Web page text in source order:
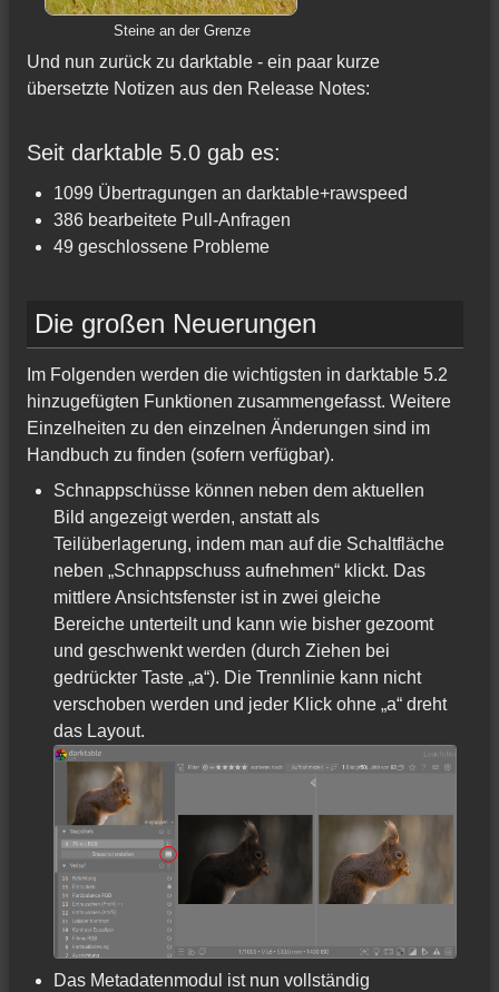
Steine an der Grenze
Und nun zurück zu darktable - ein paar kurze
übersetzte Notizen aus den Release Notes:
Seit darktable 5.0 gab es:
1099 Übertragungen an darktable+rawspeed
386 bearbeitete Pull-Anfragen
49 geschlossene Probleme
Die großen Neuerungen
Im Folgenden werden die wichtigsten in darktable 5.2
hinzugefügten Funktionen zusammengefasst. Weitere
Einzelheiten zu den einzelnen Änderungen sind im
Handbuch zu finden (sofern verfügbar).
Schnappschüsse können neben dem aktuellen
Bild angezeigt werden, anstatt als
Teilüberlagerung, indem man auf die Schaltfläche
neben „Schnappschuss aufnehmen“ klickt. Das
mittlere Ansichtsfenster ist in zwei gleiche
Bereiche unterteilt und kann wie bisher gezoomt
und geschwenkt werden (durch Ziehen bei
gedrückter Taste „a“). Die Trennlinie kann nicht
verschoben werden und jeder Klick ohne „a“ dreht
das Layout.
Das Metadatenmodul ist nun vollständig